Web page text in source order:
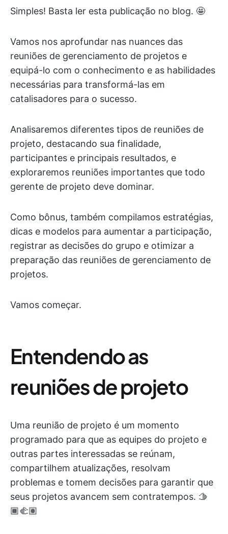
Simples! Basta ler esta publicação no blog. 🤩
Vamos nos aprofundar nas nuances das
reuniões de gerenciamento de projetos e
equipá-lo com o conhecimento e as habilidades
necessárias para transformá-las em
catalisadores para o sucesso.
Analisaremos diferentes tipos de reuniões de
projeto, destacando sua finalidade,
participantes e principais resultados, e
exploraremos reuniões importantes que todo
gerente de projeto deve dominar.
Como bônus, também compilamos estratégias,
dicas e modelos para aumentar a participação,
registrar as decisões do grupo e otimizar a
preparação das reuniões de gerenciamento de
projetos.
Vamos começar.
Entendendo as
reuniões de projeto
Uma reunião de projeto é um momento
programado para que as equipes do projeto e
outras partes interessadas se reúnam,
compartilhem atualizações, resolvam
problemas e tomem decisões para garantir que
seus projetos avancem sem contratempos. 🫱
🏾‍🫲🏽